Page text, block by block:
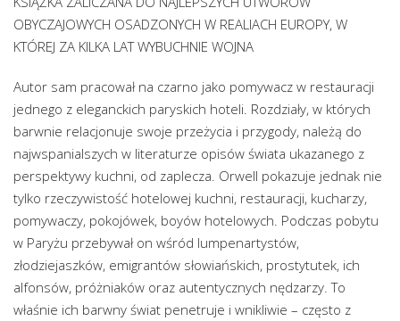
OBYCZAJOWYCH OSADZONYCH W REALIACH EUROPY, W
KTÓREJ ZA KILKA LAT WYBUCHNIE WOJNA
Autor sam pracował na czarno jako pomywacz w restauracji
jednego z eleganckich paryskich hoteli. Rozdziały, w których
barwnie relacjonuje swoje przeżycia i przygody, należą do
najwspanialszych w literaturze opisów świata ukazanego z
perspektywy kuchni, od zaplecza. Orwell pokazuje jednak nie
tylko rzeczywistość hotelowej kuchni, restauracji, kucharzy,
pomywaczy, pokojówek, boyów hotelowych. Podczas pobytu
w Paryżu przebywał on wśród lumpenartystów,
złodziejaszków, emigrantów słowiańskich, prostytutek, ich
alfonsów, próżniaków oraz autentycznych nędzarzy. To
właśnie ich barwny świat penetruje i wnikliwie – często z